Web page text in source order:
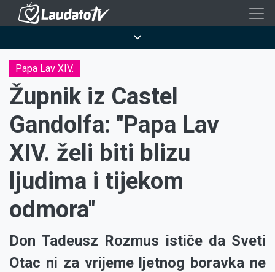
Skoči
sadržaj
Papa Lav XIV.
Župnik iz Castel
Gandolfa: ''Papa Lav
XIV. želi biti blizu
ljudima i tijekom
odmora''
Don Tadeusz Rozmus ističe da Sveti
Otac ni za vrijeme ljetnog boravka ne